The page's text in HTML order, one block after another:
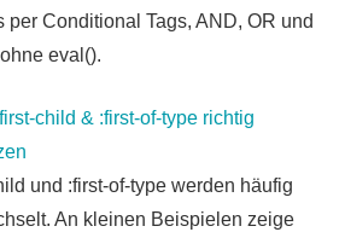
per Conditional Tags, AND, OR und
eval().
child & :first-of-type richtig
und :first-of-type werden häufig
An kleinen Beispielen zeige